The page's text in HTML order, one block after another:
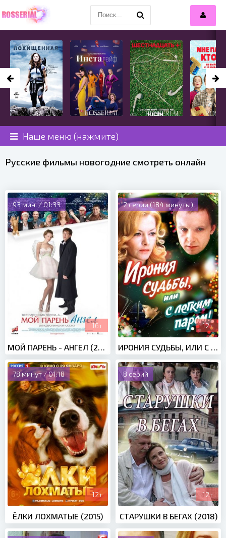
Наше меню (нажмите)
Русские фильмы новогодние смотреть онлайн
93 мин. / 01:33
16+
2 серии (184 минуты)
12+
78 минут / 01:18
12+
ЁЛКИ ЛОХМАТЫЕ (2015)
8 серий
12+
СТАРУШКИ В БЕГАХ (2018)